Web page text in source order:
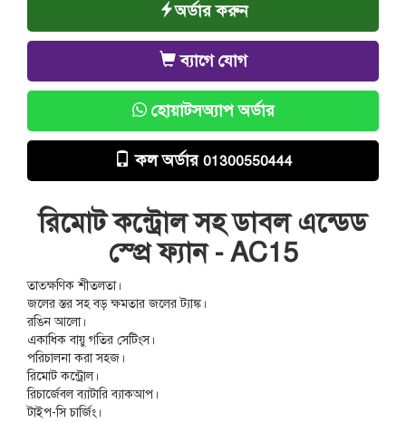
অর্ডার করুন
ব্যাগে যোগ
হোয়াটসঅ্যাপ অর্ডার
কল অর্ডার 01300550444
রিমোট কন্ট্রোল সহ ডাবল এন্ডেড
স্প্রে ফ্যান - AC15
তাত্ক্ষণিক শীতলতা।
জলের স্তর সহ বড় ক্ষমতার জলের ট্যাঙ্ক।
রঙিন আলো।
একাধিক বায়ু গতির সেটিংস।
পরিচালনা করা সহজ।
রিমোট কন্ট্রোল।
রিচার্জেবল ব্যাটারি ব্যাকআপ।
টাইপ-সি চার্জিং।